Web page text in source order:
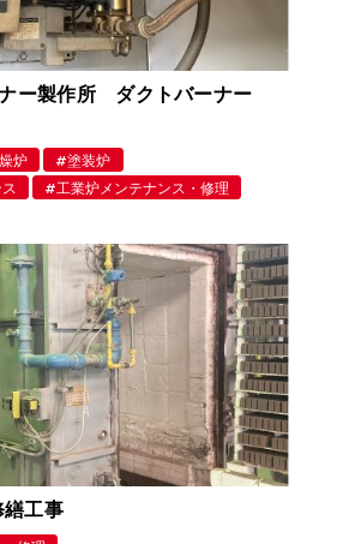
ナー製作所 ダクトバーナー
炉
塗装炉
工業炉メンテナンス・修理
工事